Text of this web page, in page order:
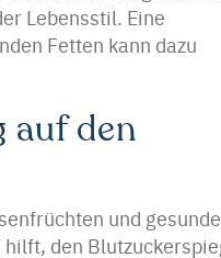
Lebensstil. Eine
Fetten kann dazu
auf den
und
den